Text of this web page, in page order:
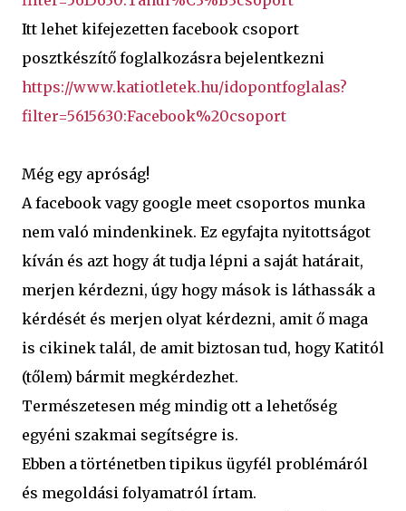
Itt lehet kifejezetten facebook csoport
posztkészítő foglalkozásra bejelentkezni
https://www.katiotletek.hu/idopontfoglalas?
filter=5615630:Facebook%20csoport
Még egy apróság!
A facebook vagy google meet csoportos munka
nem való mindenkinek. Ez egyfajta nyitottságot
kíván és azt hogy át tudja lépni a saját határait,
merjen kérdezni, úgy hogy mások is láthassák a
kérdését és merjen olyat kérdezni, amit ő maga
is cikinek talál, de amit biztosan tud, hogy Katitól
(tőlem) bármit megkérdezhet.
Természetesen még mindig ott a lehetőség
egyéni szakmai segítségre is.
Ebben a történetben tipikus ügyfél problémáról
és megoldási folyamatról írtam.